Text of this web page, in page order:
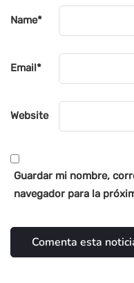
Name*
Email*
Website
Guardar mi nombre,
navegador para la